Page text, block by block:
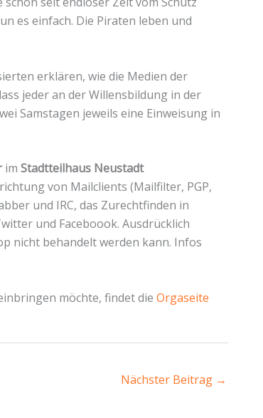
es einfach. Die Piraten leben und
erklären, wie die Medien der
jeder an der Willensbildung in der
Samstagen jeweils eine Einweisung in
im Stadtteilhaus Neustadt
von Mailclients (Mailfilter, PGP,
und IRC, das Zurechtfinden in
und Faceboook. Ausdrücklich
nicht behandelt werden kann. Infos
möchte, findet die Orgaseite
Nächster Beitrag →